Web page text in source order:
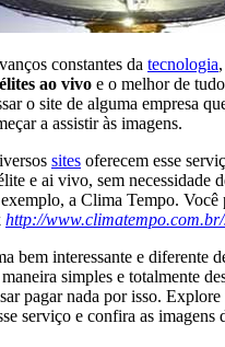
constantes da tecnologia
ao vivo e o melhor de
o site de alguma empresa
a assistir às imagens.
sites oferecem esse
e ai vivo, sem necessidade
a Clima Tempo. Você
http://
bem interessante e diferente
simples e totalmente
pagar nada por isso. Explore
serviço e confira as imagens